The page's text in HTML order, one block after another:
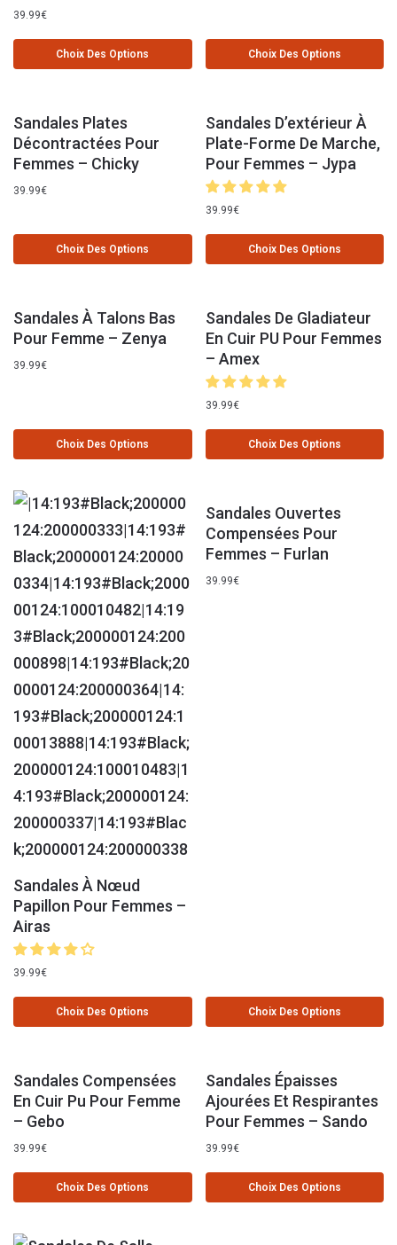
39.99€
Choix Des Options Choix Des Options
Sandales Plates
Décontractées Pour
Femmes – Chicky
39.99€
Choix Des Options
Sandales D’extérieur À
Plate-Forme De Marche,
Pour Femmes – Jypa
39.99€
Choix Des Options
Sandales À Talons Bas
Pour Femme – Zenya
39.99€
Choix Des Options
Sandales De Gladiateur
En Cuir PU Pour Femmes
– Amex
39.99€
Choix Des Options
Sandales À Nœud
Papillon Pour Femmes –
Airas
39.99€
Choix Des Options
Sandales Ouvertes
Compensées Pour
Femmes – Furlan
39.99€
Choix Des Options
Sandales Compensées
En Cuir Pu Pour Femme
– Gebo
39.99€
Choix Des Options
Sandales Épaisses
Ajourées Et Respirantes
Pour Femmes – Sando
39.99€
Choix Des Options